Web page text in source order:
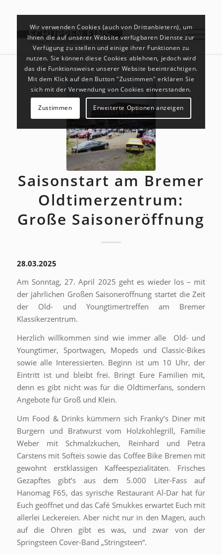
Saisonstart am Bremer
Oldtimerzentrum:
Große Saisoneröffnung
28.03.2025
Am Sonntag, 27. April 2025 geht es wieder los – mit
der jährlichen Großen Saisoneröffnung startet die Zeit
der Old- und Youngtimertreffen am Bremer
Klassikerzentrum.
Herzlich willkommen sind wie immer alle Old- und
Youngtimer, Sportwagen, Mopeds und Classic-Bikes
sowie alle Interessierten. Beginn ist um 10 Uhr, der
Eintritt ist und bleibt frei. Bringt Eure Familien mit,
denn es gibt nicht was für die Oldtimerfans, sondern
Angebote für Groß und Klein.
Um Food & Drinks kümmern sich Franky’s Diner mit
Burgern und Bratwurst vom Holzkohlegrill, Familie
Weber mit Schmalzkuchen, Reinhard und Petra
Carstens mit Softeis sowie das Coffee Bike Bremen mit
gewohnt erstklassigen Kaffeespezialitäten. Frisches
Gezapftes gibt’s aus dem 5.000 Liter-Fass auf
Hanomag F65, das syrische Restaurant Al-Dar hat für
Euch geöffnet und das Café Smukkes erwartet Euch mit
allerlei Leckereien. Aber nicht nur in den Magen, auch
auf die Ohren gibt es was, und zwar von der
Springsteen Cover-Band „Stringsteen“.
Wir verwenden Cookies (auch von Drittanbietern), um
Ihnen die auf unserer Website verfügbaren Dienste zur
Verfügung zu stellen und einige ihrer Funktionen zu
nutzen. Sie können diese Cookies ablehnen, jedoch wird
das die Funktionsweise unserer Website beeinträchtigen.
Mit dem Klick auf den Button "Zustimmen" erklären Sie
sich mit der Verwendung von Cookies einverstanden.
Zustimmen Erweiterte Optionen anzeigen